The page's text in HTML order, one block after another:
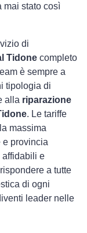
mai stato così
di
Tidone completo
è sempre a
tipologia di
alla riparazione
. Le tariffe
massima
e provincia
affidabili e
a tutte
di ogni
leader nelle